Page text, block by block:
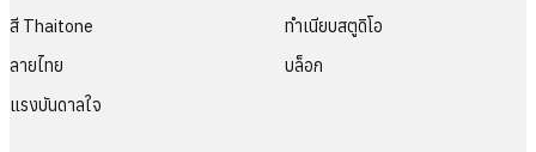
สี Thaitone
ลายไทย
แรงบันดาลใจ
ทำเนียบสตูดิโอ
บล็อก